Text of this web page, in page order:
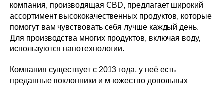
компания, производящая CBD, предлагает широкий
ассортимент высококачественных продуктов, которые
помогут вам чувствовать себя лучше каждый день.
Для производства многих продуктов, включая воду,
используются нанотехнологии.
Компания существует с 2013 года, у неё есть
преданные поклонники и множество довольных